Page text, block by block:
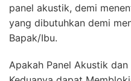
panel akustik, demi
yang dibutuhkan demi
Bapak/Ibu.
Apakah Panel Akustik